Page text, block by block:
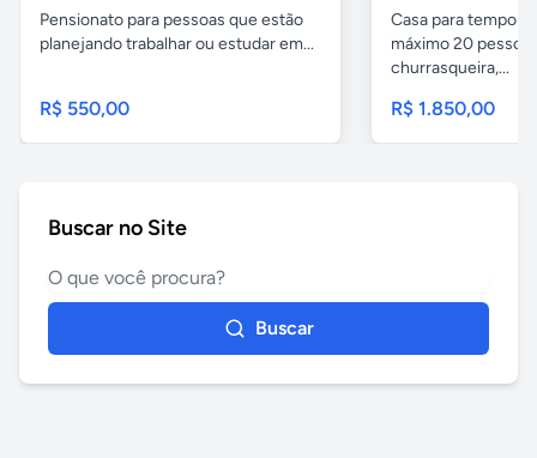
Pensionato para pessoas que estão
planejando trabalhar ou estudar em...
R$ 550,00
Casa para
máximo 20
churrasqueira,...
R$ 1.850,00
Buscar no Site
Buscar